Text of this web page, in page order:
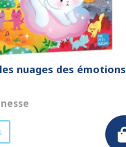
nuages des émotions